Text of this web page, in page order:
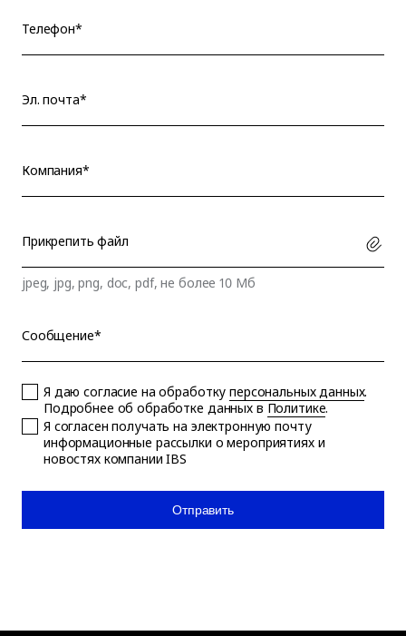
Телефон*
Эл. почта*
Компания*
Прикрепить файл
jpeg, jpg, png, doc, pdf, не более 10 Мб
Сообщение*
Я даю согласие на обработкуперсональных данных.
Подробнее об обработке данных в Политике.
Я согласен получать на электронную почту
информационные рассылки о мероприятиях и
новостях компании IBS
Отправить